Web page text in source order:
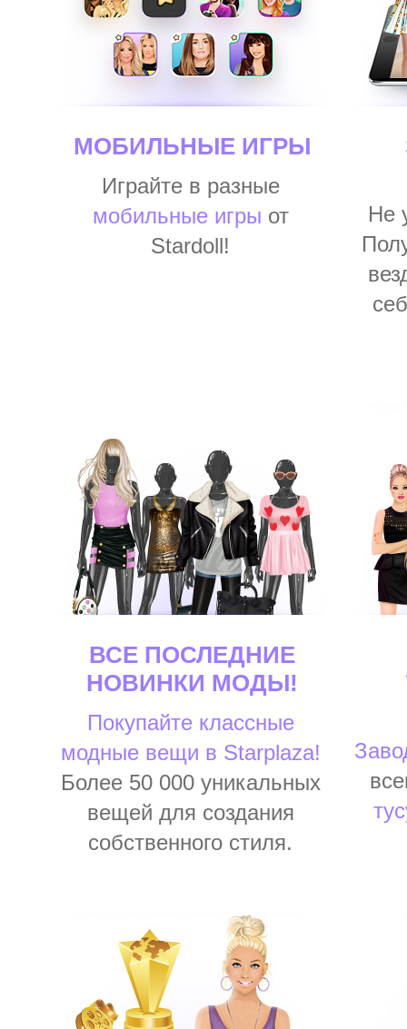
МОБИЛЬНЫЕ ИГРЫ
Играйте в разные
мобильные игры от
Stardoll!
Не
ВСЕ ПОСЛЕДНИЕ
НОВИНКИ МОДЫ!
Покупайте классные
модные вещи в Starplaza!
Более 50 000 уникальных
вещей для создания
собственного стиля.